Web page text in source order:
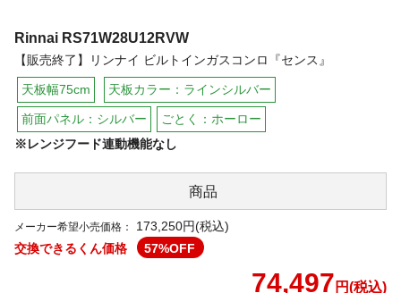
Rinnai RS71W28U12RVW
【販売終了】リンナイ ビルトインガスコンロ『センス』
天板幅75cm 天板カラー：ラインシルバー
前面パネル：シルバー
ごとく：ホーロー
※レンジフード連動機能なし
商品
メーカー希望小売価格：
173,250円(税込)
交換できるくん価格
57%OFF
74,497 円(税込)